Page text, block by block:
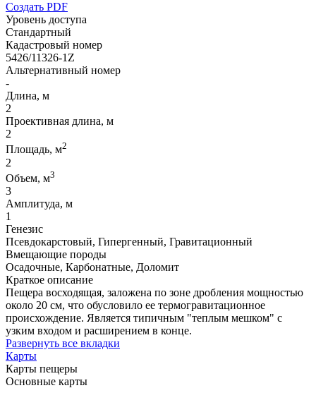
Создать PDF
Уровень доступа
Стандартный
Кадастровый номер
5426/11326-1Z
Альтернативный номер
-
Длина, м
2
Проективная длина, м
2
Площадь, м2
2
Объем, м3
3
Амплитуда, м
1
Генезис
Псевдокарстовый, Гипергенный, Гравитационный
Вмещающие породы
Осадочные, Карбонатные, Доломит
Краткое описание
Пещера восходящая, заложена по зоне дробления мощностью
около 20 см, что обусловило ее термогравитационное
происхождение. Является типичным "теплым мешком" с
узким входом и расширением в конце.
Развернуть все вкладки
Карты
Карты пещеры
Основные карты